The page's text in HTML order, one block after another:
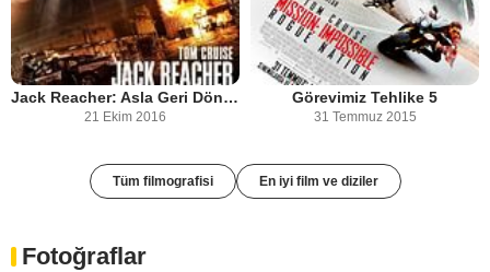
Jack Reacher: Asla Geri Dönme
21 Ekim 2016
Görevimiz Tehlike 5
31 Temmuz 2015
Tüm filmografisi En iyi film ve diziler
Fotoğraflar